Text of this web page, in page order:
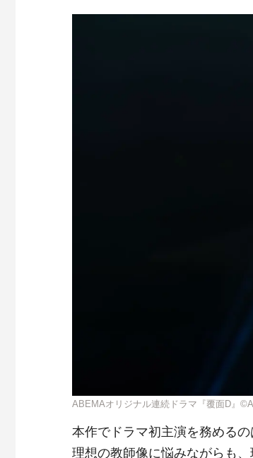
ABEMAオリジナル連続ドラマ『覆面D』
本作でドラマ初主演を務める
理想の教師像に悩みながらも